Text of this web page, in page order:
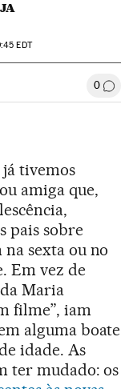
EDT
0
tivemos
amiga que,
pais sobre
sexta ou no
Em vez de
Maria
filme”, iam
alguma boate
idade. As
ter mudado: os